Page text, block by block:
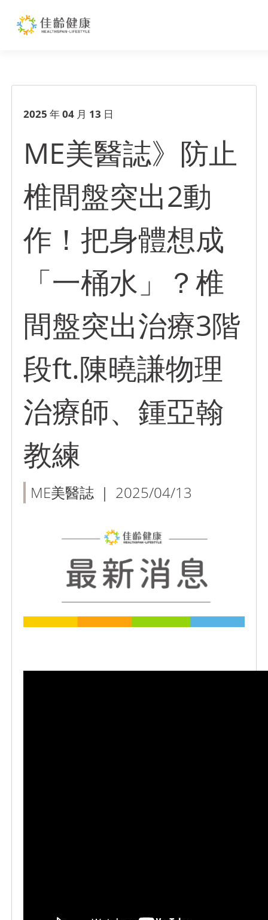
2025 年 04 月 13 日
ME美醫誌》防止
椎間盤突出2動
作！把身體想成
「一桶水」？椎
間盤突出治療3階
段ft.陳曉謙物理
治療師、鍾亞翰
教練
ME美醫誌 ｜ 2025/04/13